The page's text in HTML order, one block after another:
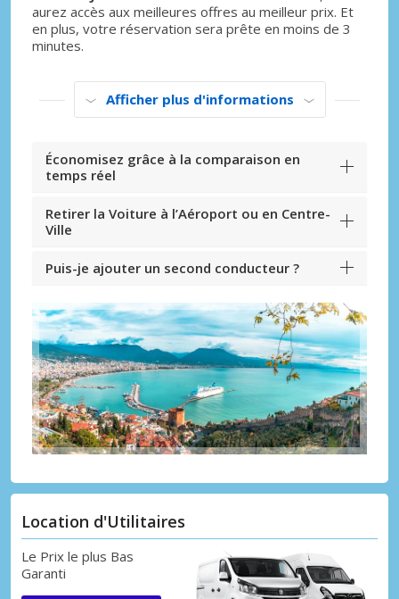
aurez accès aux meilleures offres au meilleur prix. Et
en plus, votre réservation sera prête en moins de 3
minutes.
Afficher plus d'informations
Économisez grâce à la comparaison en
temps réel
Retirer la Voiture à l’Aéroport ou en Centre-
Ville
Puis-je ajouter un second conducteur ?
Location d'Utilitaires
Le Prix le plus Bas
Garanti